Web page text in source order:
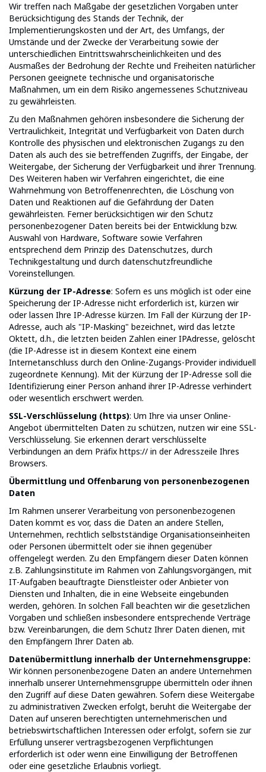
Wir treffen nach Maßgabe der gesetzlichen Vorgaben unter
Berücksichtigung des Stands der Technik, der
Implementierungskosten und der Art, des Umfangs, der
Umstände und der Zwecke der Verarbeitung sowie der
unterschiedlichen Eintrittswahrscheinlichkeiten und des
Ausmaßes der Bedrohung der Rechte und Freiheiten natürlicher
Personen geeignete technische und organisatorische
Maßnahmen, um ein dem Risiko angemessenes Schutzniveau
zu gewährleisten.
Zu den Maßnahmen gehören insbesondere die Sicherung der
Vertraulichkeit, Integrität und Verfügbarkeit von Daten durch
Kontrolle des physischen und elektronischen Zugangs zu den
Daten als auch des sie betreffenden Zugriffs, der Eingabe, der
Weitergabe, der Sicherung der Verfügbarkeit und ihrer Trennung.
Des Weiteren haben wir Verfahren eingerichtet, die eine
Wahrnehmung von Betroffenenrechten, die Löschung von
Daten und Reaktionen auf die Gefährdung der Daten
gewährleisten. Ferner berücksichtigen wir den Schutz
personenbezogener Daten bereits bei der Entwicklung bzw.
Auswahl von Hardware, Software sowie Verfahren
entsprechend dem Prinzip des Datenschutzes, durch
Technikgestaltung und durch datenschutzfreundliche
Voreinstellungen.
Kürzung der IP-Adresse: Sofern es uns möglich ist oder eine
Speicherung der IP-Adresse nicht erforderlich ist, kürzen wir
oder lassen Ihre IP-Adresse kürzen. Im Fall der Kürzung der IP-
Adresse, auch als "IP-Masking" bezeichnet, wird das letzte
Oktett, d.h., die letzten beiden Zahlen einer IPAdresse, gelöscht
(die IP-Adresse ist in diesem Kontext eine einem
Internetanschluss durch den Online-Zugangs-Provider individuell
zugeordnete Kennung). Mit der Kürzung der IP-Adresse soll die
Identifizierung einer Person anhand ihrer IP-Adresse verhindert
oder wesentlich erschwert werden.
SSL-Verschlüsselung (https): Um Ihre via unser Online-
Angebot übermittelten Daten zu schützen, nutzen wir eine SSL-
Verschlüsselung. Sie erkennen derart verschlüsselte
Verbindungen an dem Präfix https:// in der Adresszeile Ihres
Browsers.
Übermittlung und Offenbarung von personenbezogenen
Daten
Im Rahmen unserer Verarbeitung von personenbezogenen
Daten kommt es vor, dass die Daten an andere Stellen,
Unternehmen, rechtlich selbstständige Organisationseinheiten
oder Personen übermittelt oder sie ihnen gegenüber
offengelegt werden. Zu den Empfängern dieser Daten können
z.B. Zahlungsinstitute im Rahmen von Zahlungsvorgängen, mit
IT-Aufgaben beauftragte Dienstleister oder Anbieter von
Diensten und Inhalten, die in eine Webseite eingebunden
werden, gehören. In solchen Fall beachten wir die gesetzlichen
Vorgaben und schließen insbesondere entsprechende Verträge
bzw. Vereinbarungen, die dem Schutz Ihrer Daten dienen, mit
den Empfängern Ihrer Daten ab.
Datenübermittlung innerhalb der Unternehmensgruppe:
Wir können personenbezogene Daten an andere Unternehmen
innerhalb unserer Unternehmensgruppe übermitteln oder ihnen
den Zugriff auf diese Daten gewähren. Sofern diese Weitergabe
zu administrativen Zwecken erfolgt, beruht die Weitergabe der
Daten auf unseren berechtigten unternehmerischen und
betriebswirtschaftlichen Interessen oder erfolgt, sofern sie zur
Erfüllung unserer vertragsbezogenen Verpflichtungen
erforderlich ist oder wenn eine Einwilligung der Betroffenen
oder eine gesetzliche Erlaubnis vorliegt.